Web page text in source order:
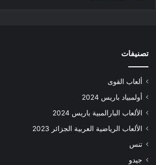
تصنيفات
ألعاب القوى
أولمبياد باريس 2024
الألعاب البارالمبية باريس 2024
الألعاب الرياضية العربية الجزائر 2023
تنس
جيدو